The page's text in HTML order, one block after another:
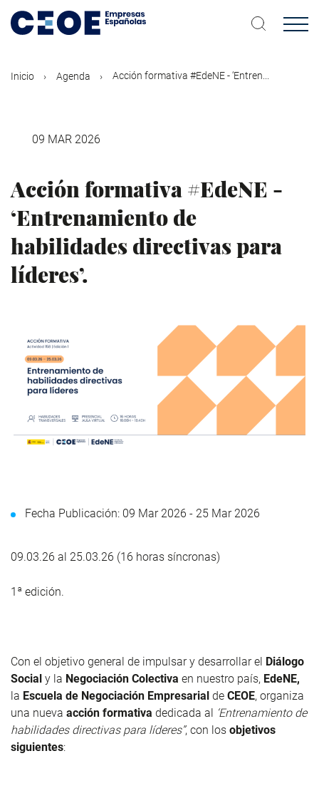
contenido
Inicio Agenda Acción formativa #EdeNE - ‘Entren...
09 MAR 2026
Acción formativa #EdeNE -
‘Entrenamiento de
habilidades directivas para
líderes’.
Fecha Publicación: 09 Mar 2026 - 25 Mar 2026
09.03.26 al 25.03.26 (16 horas síncronas)
1ª edición.
Con el objetivo general de impulsar y desarrollar el Diálogo
Social y la Negociación Colectiva en nuestro país, EdeNE,
la Escuela de Negociación Empresarial de CEOE, organiza
una nueva acción formativa dedicada al ‘Entrenamiento de
habilidades directivas para líderes’’, con los objetivos
siguientes: